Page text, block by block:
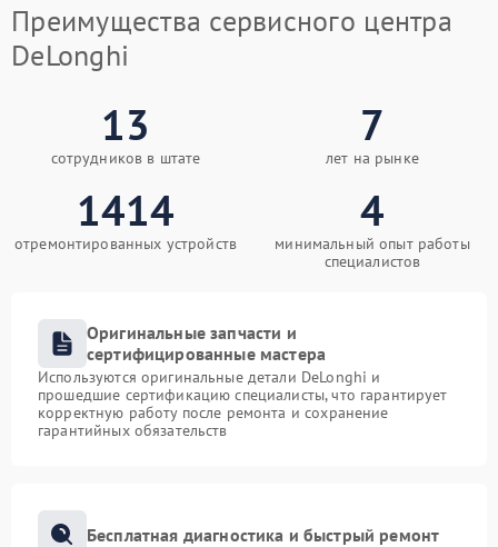
Преимущества сервисного центра
DeLonghi
13
сотрудников в штате
7
лет на рынке
1414
отремонтированных устройств
4
минимальный опыт работы
специалистов
Оригинальные запчасти и
сертифицированные мастера
Используются оригинальные детали DeLonghi и
прошедшие сертификацию специалисты, что гарантирует
корректную работу после ремонта и сохранение
гарантийных обязательств
Бесплатная диагностика и быстрый ремонт